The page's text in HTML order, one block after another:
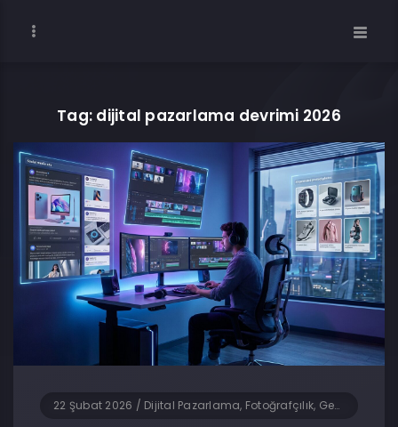
Tag: dijital pazarlama devrimi 2026
22 Şubat 2026 / Dijital Pazarlama, Fotoğrafçılık, Genel, Girişimcilik, Sosyal Medya, Teknoloji, Yapay Zeka, Yazılım